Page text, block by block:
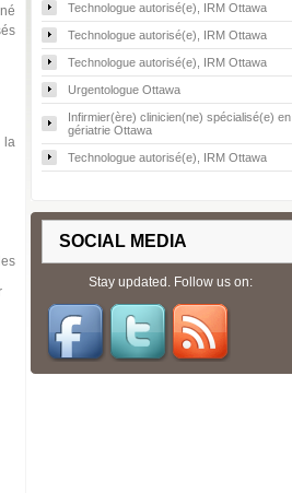
la
Technologue autorisé(e), IRM Ottawa
Technologue autorisé(e), IRM Ottawa
Technologue autorisé(e), IRM Ottawa
Urgentologue Ottawa
Infirmier(ère) clinicien(ne) spécialisé(e) en
gériatrie Ottawa
Technologue autorisé(e), IRM Ottawa
SOCIAL MEDIA
Stay updated. Follow us on: